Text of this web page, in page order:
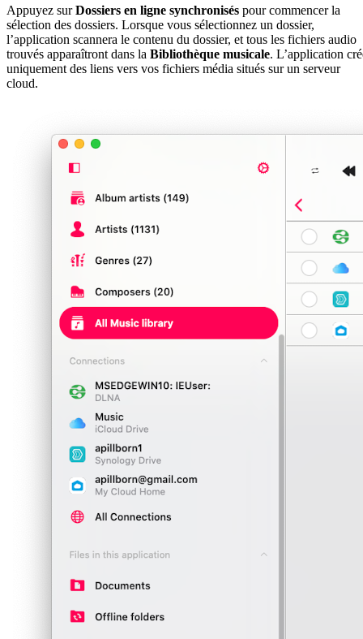
Appuyez surDossiers en ligne synchronisés pour commencer la
sélection des dossiers. Lorsque vous sélectionnez un dossier,
l’application scannera le contenu du dossier, et tous les fichiers audio
trouvés apparaîtront dans la Bibliothèque musicale. L’application
uniquement des liens vers vos fichiers média situés sur un serveur
cloud.